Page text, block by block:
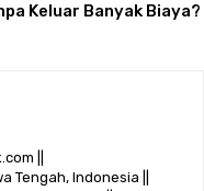
Keluar Banyak Biaya?
||
Tengah, Indonesia ||